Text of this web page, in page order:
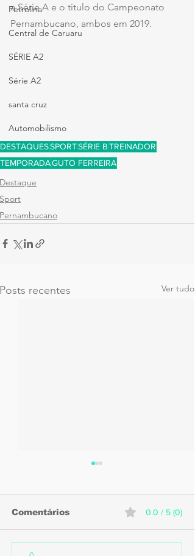
Petrolina
Central de Caruaru
SÉRIE A2
Série A2
santa cruz
Automobilismo
a Série A e o titulo do Campeonato
Pernambucano, ambos em 2019.
DESTAQUESSPORTSÉRIE BTREINADOR
TEMPORADAGUTO FERREIRA
Destaque
Sport
Pernambucano
Posts recentes Ver tudo
Comentários 0.0 / 5 (0)